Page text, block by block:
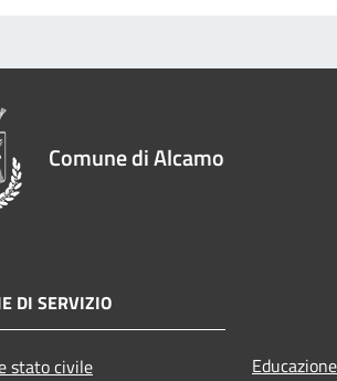
Comune di Alcamo
DI SERVIZIO
stato civile